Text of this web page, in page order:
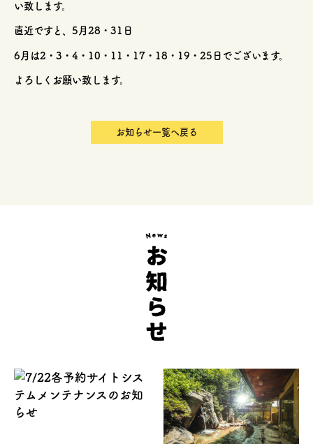
い致します。
直近ですと、5月28・31日
6月は2・3・4・10・11・17・18・19・25日でございます。
よろしくお願い致します。
お知らせ一覧へ戻る